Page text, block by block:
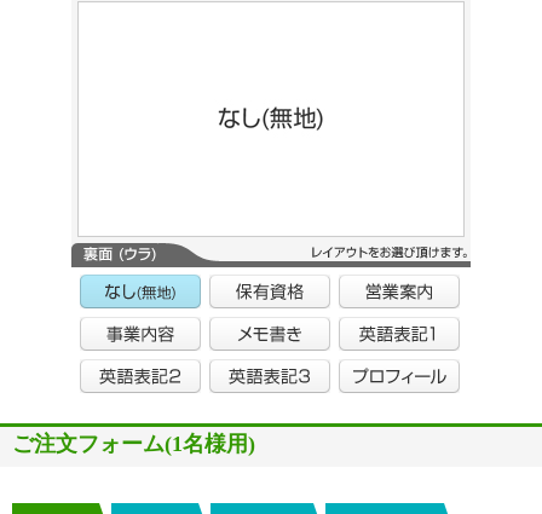
ご注文フォーム(1名様用)